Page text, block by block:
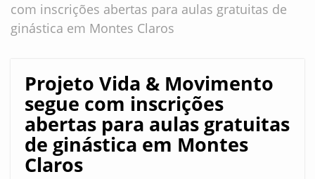
com inscrições abertas para aulas gratuitas de
ginástica em Montes Claros
Projeto Vida & Movimento
segue com inscrições
abertas para aulas gratuitas
de ginástica em Montes
Claros